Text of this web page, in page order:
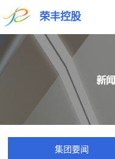
荣丰控股
集团要闻